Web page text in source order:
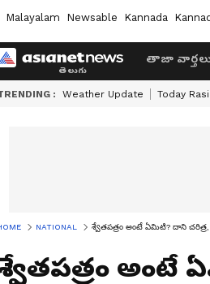
Malayalam Newsable Kannada
తాజా
: Weather Update Today
NATIONAL శ్వేతపత్రం అంటే ఏమిటి? దాని చరిత్ర,
అంటే